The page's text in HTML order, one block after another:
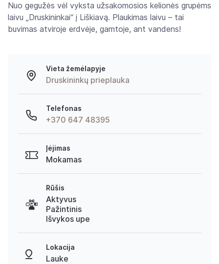
Nuo gegužės vėl vyksta užsakomosios kelionės grupėms
laivu „Druskininkai“ į Liškiavą. Plaukimas laivu – tai
buvimas atviroje erdvėje, gamtoje, ant vandens!
Vieta žemėlapyje
Druskininkų prieplauka
Telefonas
+370 647 48395
Įėjimas
Mokamas
Rūšis
Aktyvus
Pažintinis
Išvykos upe
Lokacija
Lauke